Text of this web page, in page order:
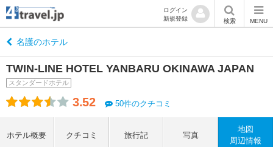
ログイン
新規登録
検索 MENU
名護のホテル
TWIN-LINE HOTEL YANBARU OKINAWA JAPAN
スタンダードホテル
3.52 50件のクチコミ
ホテル概要 クチコミ 旅行記 写真
地図
周辺情報